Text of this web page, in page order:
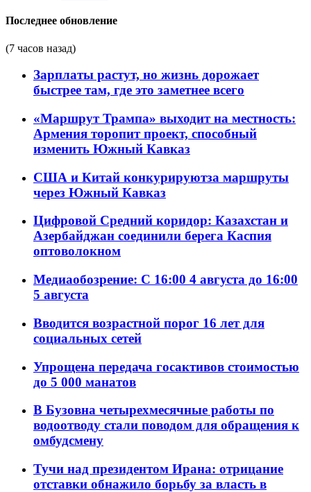
Последнее обновление
(7 часов назад)
Зарплаты растут, но жизнь дорожает
быстрее там, где это заметнее всего
«Маршрут Трампа» выходит на местность:
Армения торопит проект, способный
изменить Южный Кавказ
США и Китай конкурируютза маршруты
через Южный Кавказ
Цифровой Средний коридор: Казахстан и
Азербайджан соединили берега Каспия
оптоволокном
Медиаобозрение: С 16:00 4 августа до 16:00
5 августа
Вводится возрастной порог 16 лет для
социальных сетей
Упрощена передача госактивов стоимостью
до 5 000 манатов
В Бузовна четырехмесячные работы по
водоотводу стали поводом для обращения к
омбудсмену
Тучи над президентом Ирана: отрицание
отставки обнажило борьбу за власть в